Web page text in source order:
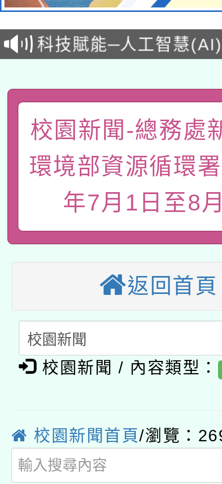
招)
本館辦理115年度閱讀
暨閱讀推動專業研習
科技賦能─人工智慧
礎課程
A3數位素養講師名單
「數位內容與教學軟體
pilot」
薪期間赴陸應申請許可
轉知經濟部水利署委託
業技術研究院辦理「
用水績優單位及節水達
115年8月22日(星期六
桃園市孔廟祈福系列
開 智慧啟航」
本校115學年度第2次
招)
適應運動共學行動站研
本館辦理115年度閱讀
暨閱讀推動專業研習
科技賦能─人工智慧
礎課程
A3數位素養講師名單
「數位內容與教學軟體
pilot」
有關大陸委員會函釋公
轉知經濟部水利署委託
用水績優單位及節水達
動」
桃園市孔廟祈福系列
開 智慧啟航」
2026年桃園地景藝術
校園新聞-總務處
環境部資源循環
年7月1日至8
返回首頁
校園新聞 / 內容類型：
校園新聞首頁/瀏覽：